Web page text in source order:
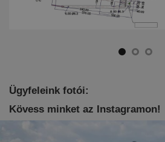
Ügyfeleink fotói:
Kövess minket az Instagramon!